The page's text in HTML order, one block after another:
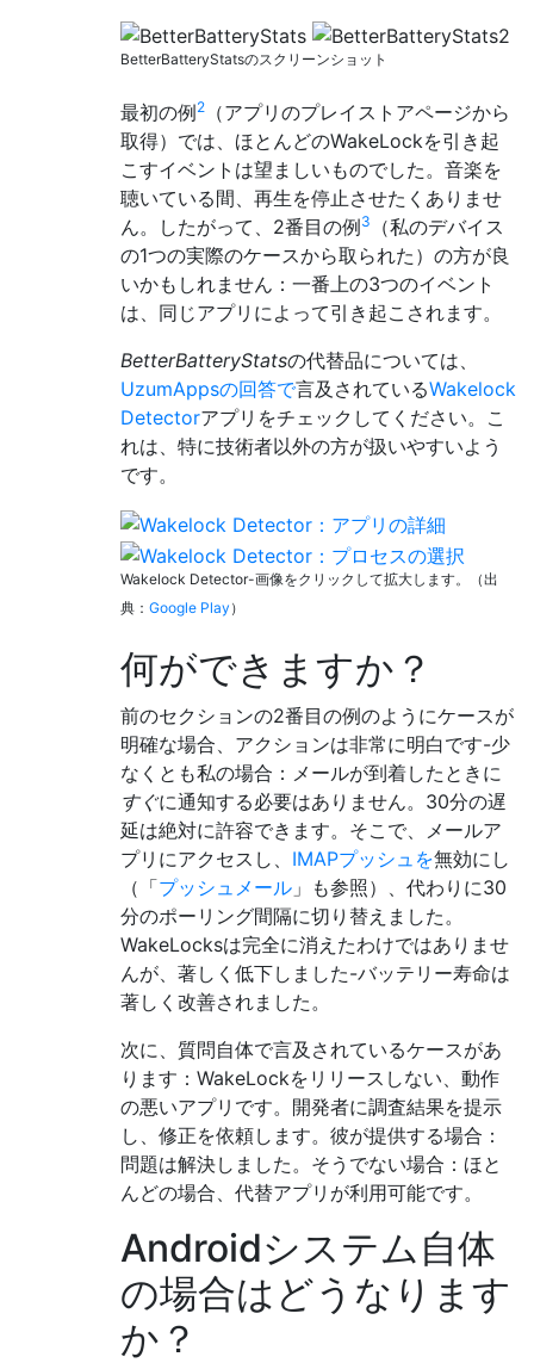
BetterBatteryStatsのスクリーンショット
最初の例2
（アプリのプレイストアページから
取得）では、ほとんどのWakeLockを引き起
こすイベントは望ましいものでした。音楽を
聴いている間、再生を停止させたくありませ
ん。したがって、2番目の例3
（私のデバイス
の1つの実際のケースから取られた）の方が良
いかもしれません：一番上の3つのイベント
は、同じアプリによって引き起こされます。
BetterBatteryStatsの代替品については、
UzumAppsの回答で言及されているWakelock
Detectorアプリをチェックしてください。こ
れは、特に技術者以外の方が扱いやすいよう
です。
Wakelock Detector-画像をクリックして拡大します。（出
典： Google Play ）
何ができますか？
前のセクションの2番目の例のようにケースが
明確な場合、アクションは非常に明白です-少
なくとも私の場合：メールが到着したときに
すぐに通知する必要はありません。30分の遅
延は絶対に許容できます。そこで、メールア
プリにアクセスし、 IMAPプッシュを無効にし
（「プッシュメール 」も参照）、代わりに30
分のポーリング間隔に切り替えました。
WakeLocksは完全に消えたわけではありませ
んが、著しく低下しました-バッテリー寿命は
著しく改善されました。
次に、質問自体で言及されているケースがあ
ります：WakeLockをリリースしない、動作
の悪いアプリです。開発者に調査結果を提示
し、修正を依頼します。彼が提供する場合：
問題は解決しました。そうでない場合：ほと
んどの場合、代替アプリが利用可能です。
Androidシステム自体
の場合はどうなります
か？